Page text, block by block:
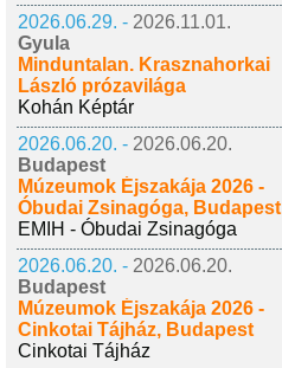
2026.06.29. - 2026.11.01.
Gyula
Minduntalan. Krasznahorkai
László prózavilága
Kohán Képtár
2026.06.20. - 2026.06.20.
Budapest
Múzeumok Éjszakája 2026 -
Óbudai Zsinagóga, Budapest
EMIH - Óbudai Zsinagóga
2026.06.20. - 2026.06.20.
Budapest
Múzeumok Éjszakája 2026 -
Cinkotai Tájház, Budapest
Cinkotai Tájház